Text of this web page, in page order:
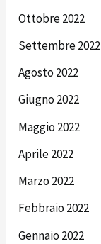
Ottobre 2022
Settembre 2022
Agosto 2022
Giugno 2022
Maggio 2022
Aprile 2022
Marzo 2022
Febbraio 2022
Gennaio 2022